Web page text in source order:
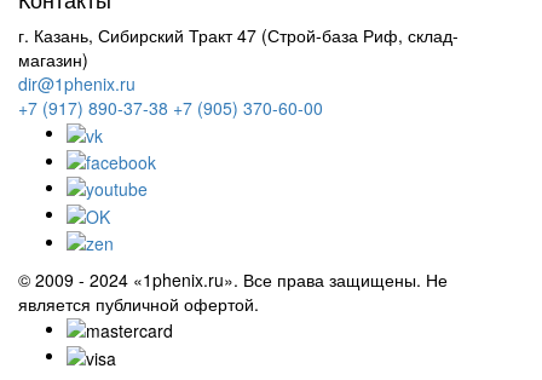
г. Казань, Сибирский Тракт 47 (Строй-база Риф, склад-
магазин)
dir@1phenix.ru
+7 (917) 890-37-38 +7 (905) 370-60-00
© 2009 - 2024 «1phenix.ru». Все права защищены. Не
является публичной офертой.